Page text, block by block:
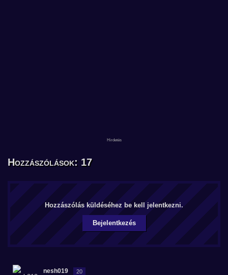
Hozzászólások: 17
Hozzászólás küldéséhez be kell jelentkezni.
Bejelentkezés
nesh019 20